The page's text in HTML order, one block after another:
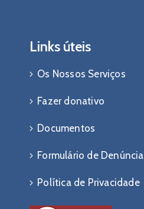
Links úteis
Os Nossos Serviços
Fazer donativo
Documentos
Formulário de Denúncia
Política de Privacidade